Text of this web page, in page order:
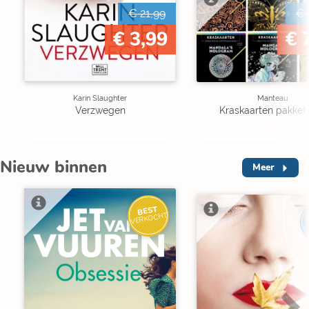
€ 21,99
€ 3,99
Karin Slaughter
Verzwegen
€
€
Manteau
Kraskaarten pakket
Nieuw binnen Meer
BEST
VERKOCHT